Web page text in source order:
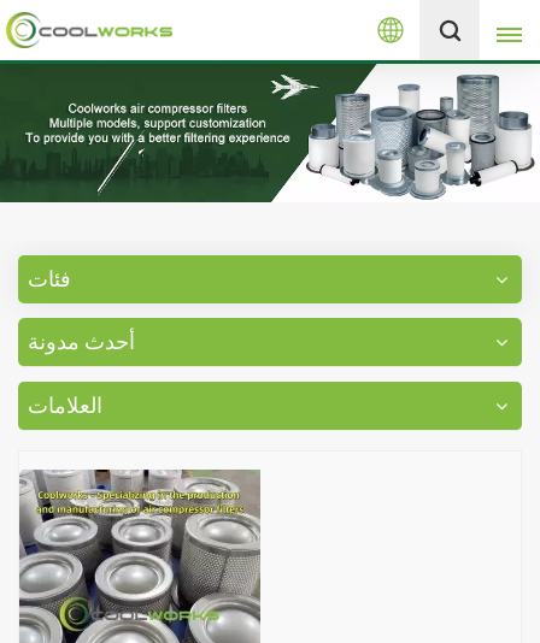
العربية
English
español
العربية
русский
Melayu
+8613525046291
فئات
أحدث مدونة
العلامات